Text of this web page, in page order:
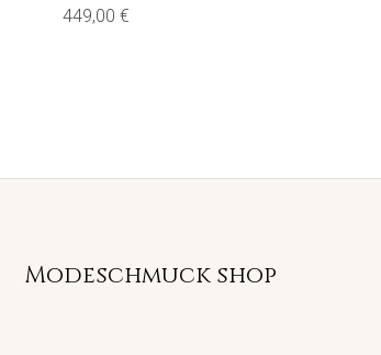
449,00 €
Modeschmuck shop